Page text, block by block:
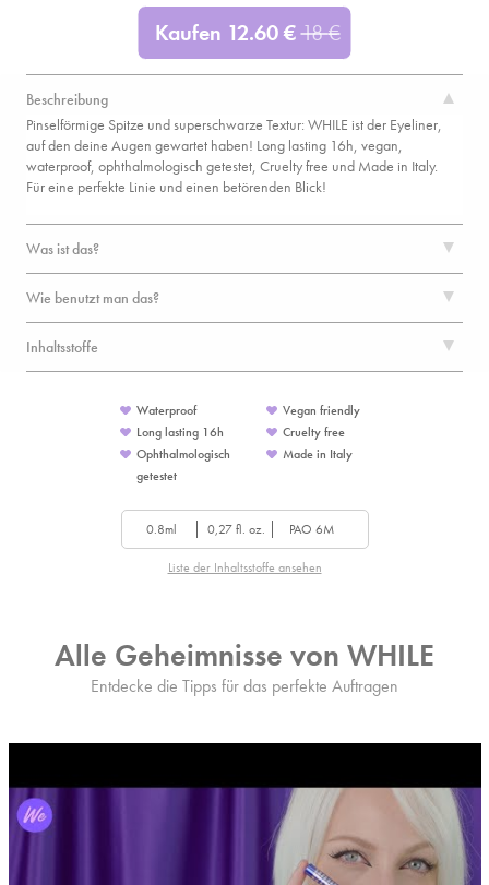
Kaufen 12.60 €18€
Beschreibung
Pinselförmige Spitze und superschwarze Textur: WHILE ist der Eyeliner,
auf den deine Augen gewartet haben! Long lasting 16h, vegan,
waterproof, ophthalmologisch getestet, Cruelty free und Made in Italy.
Für eine perfekte Linie und einen betörenden Blick!
Was ist das?
Wie benutzt man das?
Inhaltsstoffe
Waterproof
Long lasting 16h
Ophthalmologisch
getestet
Vegan friendly
Cruelty free
Made in Italy
0.8ml 0,27 fl. oz. PAO 6M
Liste der Inhaltsstoffe ansehen
Alle Geheimnisse von WHILE
Entdecke die Tipps für das perfekte Auftragen